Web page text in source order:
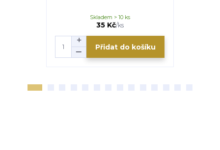
35 Kč/ks
Skladem > 10 ks
Přidat do košíku